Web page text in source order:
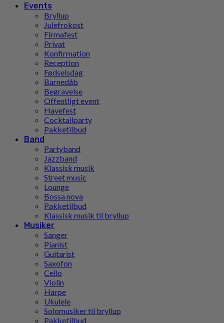
Events
Bryllup
Julefrokost
Firmafest
Privat
Konfirmation
Reception
Fødselsdag
Barnedåb
Begravelse
Offentligt event
Havefest
Cocktailparty
Pakketilbud
Band
Partyband
Jazzband
Klassisk musik
Street music
Lounge
Bossa nova
Pakketilbud
Klassisk musik til bryllup
Musiker
Sanger
Pianist
Guitarist
Saxofon
Cello
Violin
Harpe
Ukulele
Solomusiker til bryllup
Pakketilbud